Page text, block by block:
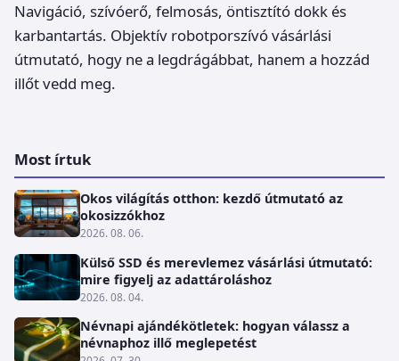
Navigáció, szívóerő, felmosás, öntisztító dokk és
karbantartás. Objektív robotporszívó vásárlási
útmutató, hogy ne a legdrágábbat, hanem a hozzád
illőt vedd meg.
Most írtuk
Okos világítás otthon: kezdő útmutató az
okosizzókhoz
2026. 08. 06.
Külső SSD és merevlemez vásárlási útmutató:
mire figyelj az adattároláshoz
2026. 08. 04.
Névnapi ajándékötletek: hogyan válassz a
névnaphoz illő meglepetést